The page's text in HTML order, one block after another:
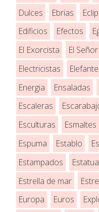
Dulces
Ebrias
Edificios
Efectos
El Exorcista
El
Electricistas
Energia
Ensaladas
Escaleras
Esculturas
Esmaltes
Espuma
Establo
Estampados
Estrella de mar
Europa
Euros